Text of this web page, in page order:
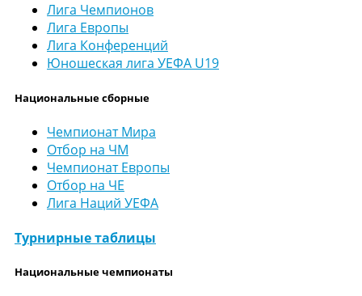
Лига Чемпионов
Лига Европы
Лига Конференций
Юношеская лига УЕФА U19
Национальные сборные
Чемпионат Мира
Отбор на ЧМ
Чемпионат Европы
Отбор на ЧЕ
Лига Наций УЕФА
Турнирные таблицы
Национальные чемпионаты